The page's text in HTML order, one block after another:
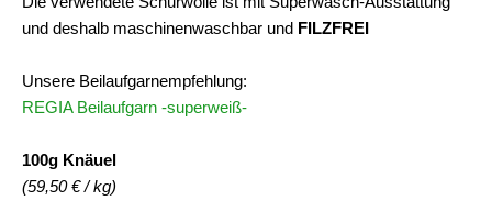
und deshalb maschinenwaschbar und FILZFREI
Unsere Beilaufgarnempfehlung:
REGIA Beilaufgarn -superweiß-
100g Knäuel
(59,50 € / kg)